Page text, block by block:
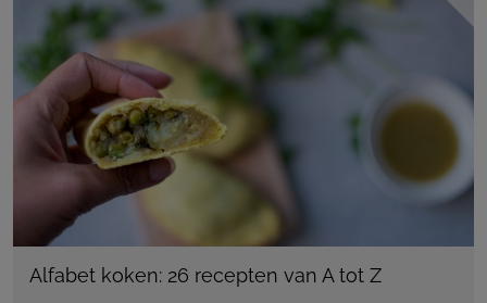
Alfabet koken: 26 recepten van A tot Z